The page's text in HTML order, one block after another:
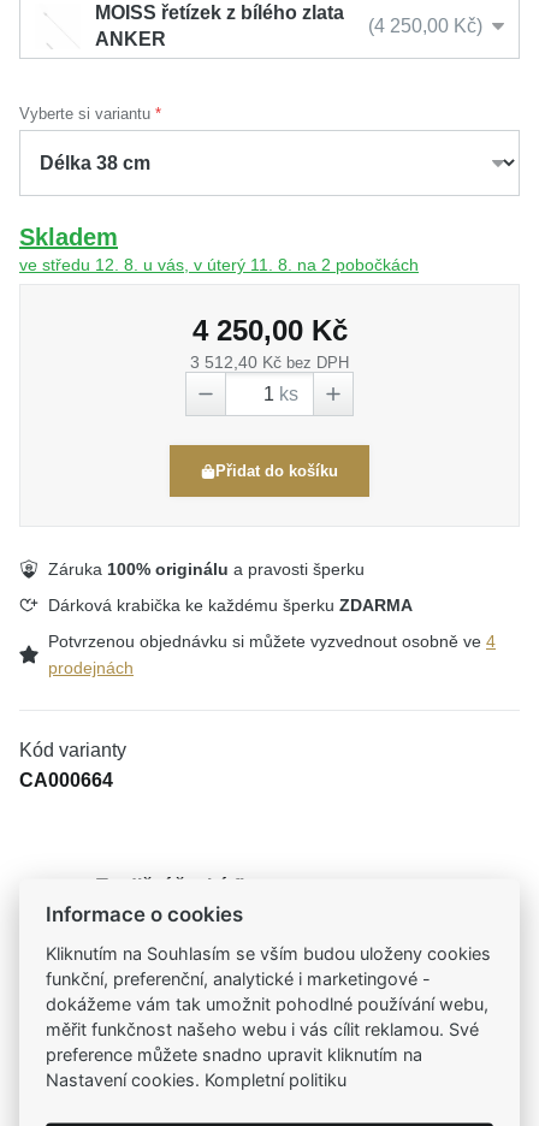
MOISS řetízek z bílého zlata
ANKER
4 250,00 Kč
Vyberte si variantu
Skladem
ve středu 12. 8. u vás, v úterý 11. 8. na 2 pobočkách
4 250,00 Kč
3 512,40 Kč bez DPH
ks
Přidat do košíku
Záruka 100% originálu a pravosti šperku
Dárková krabička ke každému šperku ZDARMA
Potvrzenou objednávku si můžete vyzvednout osobně ve 4
prodejnách
Kód varianty
CA000664
Tradiční česká firma
Už od roku 2001 jsme součástí vašich příběhů
Široký výběr produktů
Na našem e-shopu máte výběr z tisíců šperků
Garance vysoké kvality
Informace o cookies
Kliknutím na Souhlasím se vším budou uloženy cookies
funkční, preferenční, analytické i marketingové -
dokážeme vám tak umožnit pohodlné používání webu,
měřit funkčnost našeho webu i vás cílit reklamou. Své
preference můžete snadno upravit kliknutím na
Nastavení cookies. Kompletní politiku